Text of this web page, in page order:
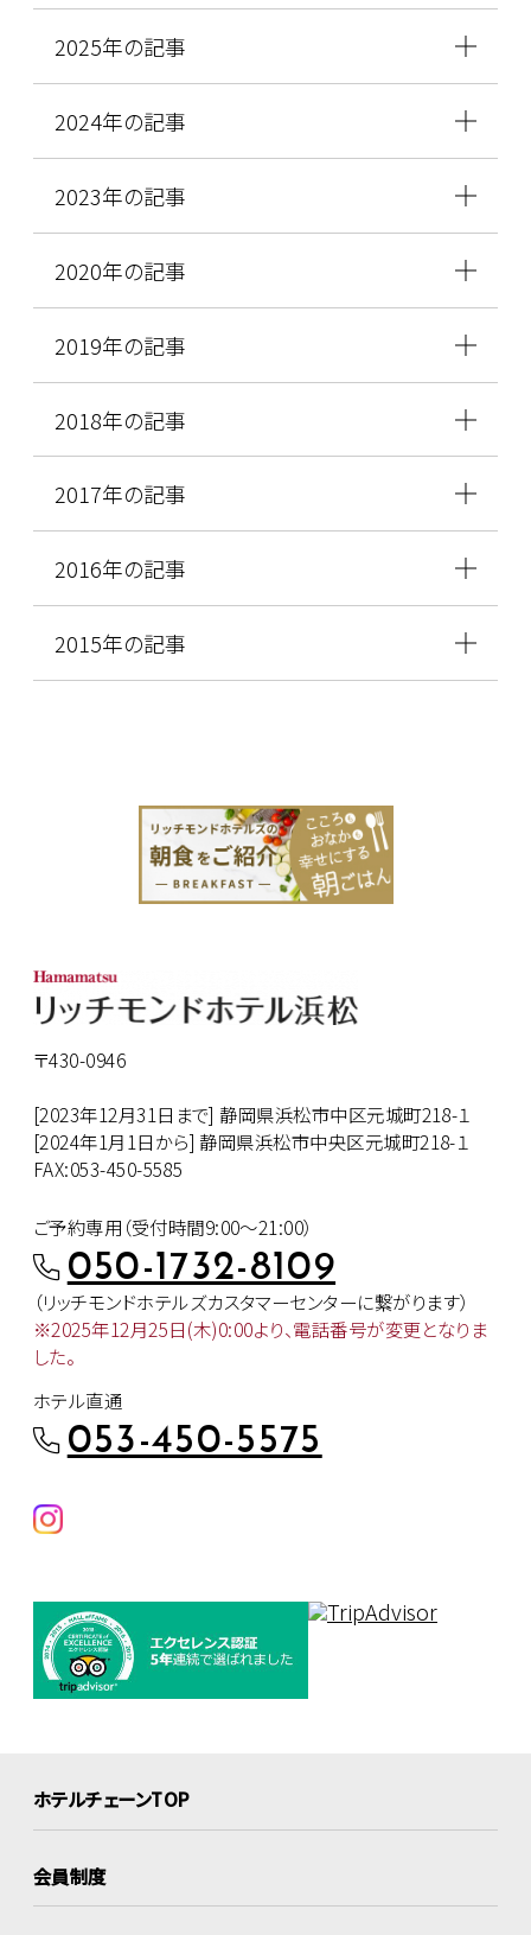
2025年の記事
2024年の記事
2023年の記事
2020年の記事
2019年の記事
2018年の記事
2017年の記事
2016年の記事
2015年の記事
〒430-0946
[2023年12月31日まで] 静岡県浜松市中区元城町218-１
[2024年1月1日から] 静岡県浜松市中央区元城町218-１
FAX:053-450-5585
ご予約専用（受付時間9:00～21:00）
050-1732-8109
（リッチモンドホテルズカスタマーセンターに繋がります）
※2025年12月25日(木)0:00より、電話番号が変更となりま
した。
ホテル直通
053-450-5575
ホテルチェーンTOP
会員制度